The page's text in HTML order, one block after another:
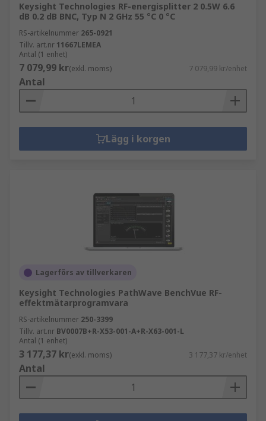
Keysight Technologies RF-energisplitter 2 0.5W 6.6
dB 0.2 dB BNC, Typ N 2 GHz 55 °C 0 °C
RS-artikelnummer 265-0921
Tillv. art.nr 11667LEMEA
Antal (1 enhet)
7 079,99 kr(exkl. moms) 7 079,99 kr/enhet
Antal
Lägg i korgen
Lagerförs av tillverkaren
Keysight Technologies PathWave BenchVue RF-
effektmätarprogramvara
RS-artikelnummer 250-3399
Tillv. art.nr BV0007B+R-X53-001-A+R-X63-001-L
Antal (1 enhet)
3 177,37 kr(exkl. moms) 3 177,37 kr/enhet
Antal